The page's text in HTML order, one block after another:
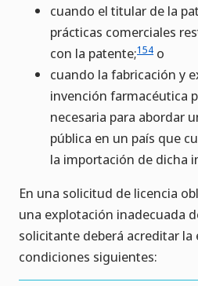
cuando el titular de la
prácticas comerciales
con la patente;154 o
cuando la fabricación y
invención farmacéutica
necesaria para abordar
pública en un país que
la importación de dicha
En una solicitud de licencia
una explotación inadecuada
solicitante deberá acreditar la
condiciones siguientes: